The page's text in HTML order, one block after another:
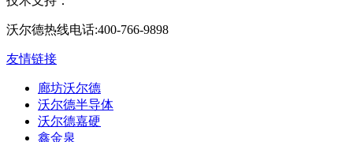
沃尔德热线电话:400-766-9898
友情链接
廊坊沃尔德
沃尔德半导体
沃尔德嘉硬
鑫金泉